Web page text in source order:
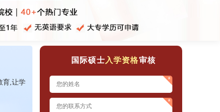
育,让学
国际硕士 入学资格审核